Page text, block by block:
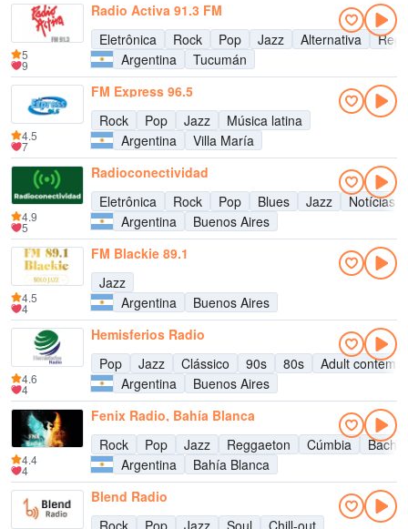
Radio Activa 91.3 FM
Eletrônica
Rock Pop Jazz Alternativa
Argentina
Tucumán
5
9
FM Express 96.5
Rock
Pop Jazz
Música latina
Argentina
Villa María
4.5
7
Radioconectividad
Eletrônica
Rock Pop Blues Jazz
Notícias
Argentina
Buenos Aires
4.9
5
FM Blackie 89.1
Jazz
Argentina
Buenos Aires
4.5
4
Hemisferios Radio
Pop
Jazz Clássico 90s 80s
Adult
Argentina
Buenos Aires
4.6
4
Fenix Radio, Bahía Blanca
Rock
Pop Jazz Reggaeton Cúmbia
Argentina
Bahía Blanca
4.4
4
Blend Radio
Rock
Pop Jazz Soul Chill-out